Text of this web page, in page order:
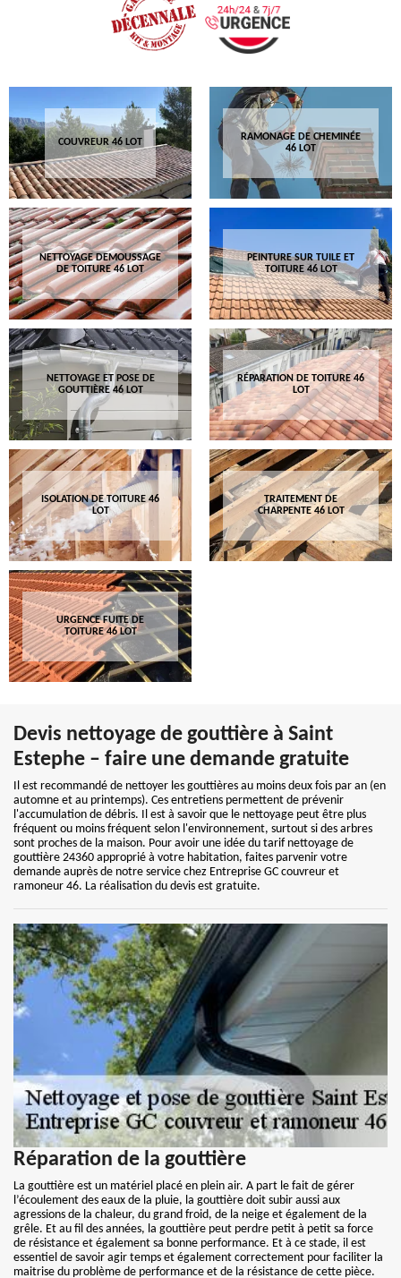
COUVREUR 46 LOT
RAMONAGE DE CHEMINÉE
46 LOT
NETTOYAGE DEMOUSSAGE
DE TOITURE 46 LOT
PEINTURE SUR TUILE ET
TOITURE 46 LOT
NETTOYAGE ET POSE DE
GOUTTIÈRE 46 LOT
RÉPARATION DE TOITURE 46
LOT
ISOLATION DE TOITURE 46
LOT
TRAITEMENT DE
CHARPENTE 46 LOT
URGENCE FUITE DE
TOITURE 46 LOT
Devis nettoyage de gouttière à Saint
Estephe – faire une demande gratuite
Il est recommandé de nettoyer les gouttières au moins deux fois par an (en
automne et au printemps). Ces entretiens permettent de prévenir
l'accumulation de débris. Il est à savoir que le nettoyage peut être plus
fréquent ou moins fréquent selon l'environnement, surtout si des arbres
sont proches de la maison. Pour avoir une idée du tarif nettoyage de
gouttière 24360 approprié à votre habitation, faites parvenir votre
demande auprès de notre service chez Entreprise GC couvreur et
ramoneur 46. La réalisation du devis est gratuite.
Réparation de la gouttière
La gouttière est un matériel placé en plein air. A part le fait de gérer
l’écoulement des eaux de la pluie, la gouttière doit subir aussi aux
agressions de la chaleur, du grand froid, de la neige et également de la
grêle. Et au fil des années, la gouttière peut perdre petit à petit sa force
de résistance et également sa bonne performance. Et à ce stade, il est
essentiel de savoir agir temps et également correctement pour faciliter la
maitrise du problème de performance et de la résistance de cette pièce.